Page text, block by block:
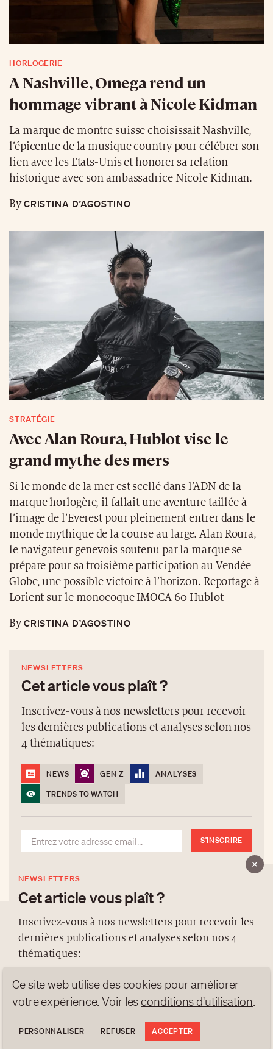
HORLOGERIE
A Nashville, Omega rend un
hommage vibrant à Nicole Kidman
La marque de montre suisse choisissait Nashville,
l’épicentre de la musique country pour célébrer son
lien avec les Etats-Unis et honorer sa relation
historique avec son ambassadrice Nicole Kidman.
ByCRISTINA D’AGOSTINO
STRATÉGIE
Avec Alan Roura, Hublot vise le
grand mythe des mers
Si le monde de la mer est scellé dans l’ADN de la
marque horlogère, il fallait une aventure taillée à
l’image de l’Everest pour pleinement entrer dans le
monde mythique de la course au large. Alan Roura,
le navigateur genevois soutenu par la marque se
prépare pour sa troisième participation au Vendée
Globe, une possible victoire à l’horizon. Reportage à
Lorient sur le monocoque IMOCA 60 Hublot
ByCRISTINA D’AGOSTINO
NEWSLETTERS
Cet article vous plaît ?
Inscrivez-vous à nos newsletters pour recevoir
les dernières publications et analyses selon nos
4 thématiques:
NEWS GEN Z
ANALYSES
TRENDS TO WATCH
S'INSCRIRE
NEWSLETTERS
Cet article vous plaît ?
Inscrivez-vous à nos newsletters pour recevoir les
dernières publications et analyses selon nos 4
thématiques:
NEWS GEN Z
ANALYSES
TRENDS TO WATCH
À PROPOS
PROTECTION DES DONNÉES
contact@luxurytribune.com
Conçu parAntistatique
Ce site web utilise des cookies pour améliorer
votre expérience. Voir les conditions d'utilisation
PERSONNALISER REFUSER ACCEPTER